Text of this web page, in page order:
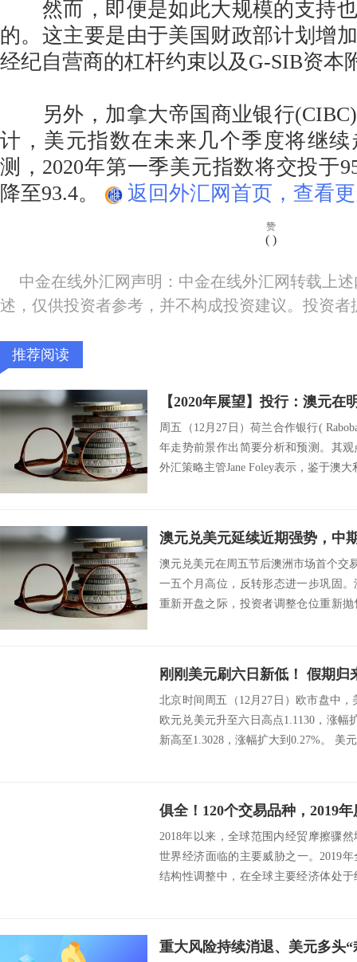
然而，即便是如此大规模的支持也
的。这主要是由于美国财政部计划增
经纪自营商的杠杆约束以及G-SIB资本
另外，加拿大帝国商业银行(CIBC)
计，美元指数在未来几个季度将继
测，2020年第一季美元指数将交投于
降至93.4。
返回外汇网首页，查看
赞
( )
中金在线外汇网声明：中金在线外汇网转载上
述，仅供投资者参考，并不构成投资建议。投资
推荐阅读
周五（12月27日）荷兰合作银行(
年走势前景作出简要分析和预测。其
外汇策略主管Jane Foley表示，鉴于澳
澳元兑美元延续近期强势，中
澳元兑美元在周五节后澳洲市场首个交
一五个月高位，反转形态进一步巩固
重新开盘之际，投资者调整仓位重新
北京时间周五（12月27日）欧市盘中，
欧元兑美元升至六日高点1.1130，涨幅
新高至1.3028，涨幅扩大到0.27%。 美
俱全！120个交易品种，2019
2018年以来，全球范围内经贸摩擦骤
世界经济面临的主要威胁之一。2019
结构性调整中，在全球主要经济体处